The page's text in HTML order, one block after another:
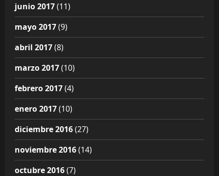
junio 2017(11)
mayo 2017(9)
abril 2017(8)
marzo 2017(10)
febrero 2017(4)
enero 2017(10)
diciembre 2016(27)
noviembre 2016(14)
octubre 2016(7)